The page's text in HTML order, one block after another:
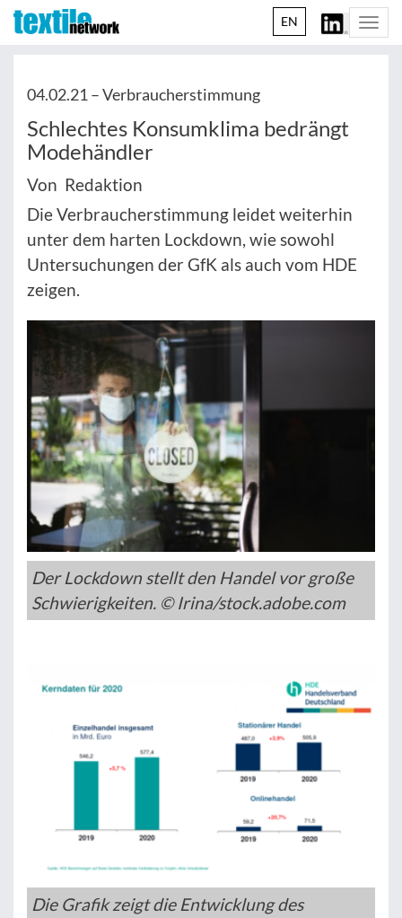
EN
04.02.21 –Verbraucherstimmung
Schlechtes Konsumklima bedrängt
Modehändler
Von Redaktion
Die Verbraucherstimmung leidet weiterhin
unter dem harten Lockdown, wie sowohl
Untersuchungen der GfK als auch vom HDE
zeigen.
Der Lockdown stellt den Handel vor große
Schwierigkeiten. © Irina/stock.adobe.com
Die Grafik zeigt die Entwicklung des